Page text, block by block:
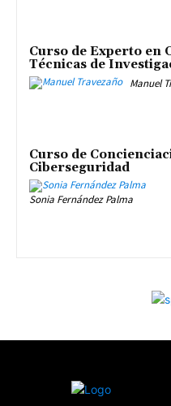
Curso de Experto en
Técnicas de
Manuel
Curso de
Ciberseguridad
Sonia Fernández Palma